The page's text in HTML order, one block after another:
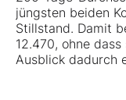
jüngsten beiden
Stillstand. Damit
12.470, ohne
Ausblick dadurch